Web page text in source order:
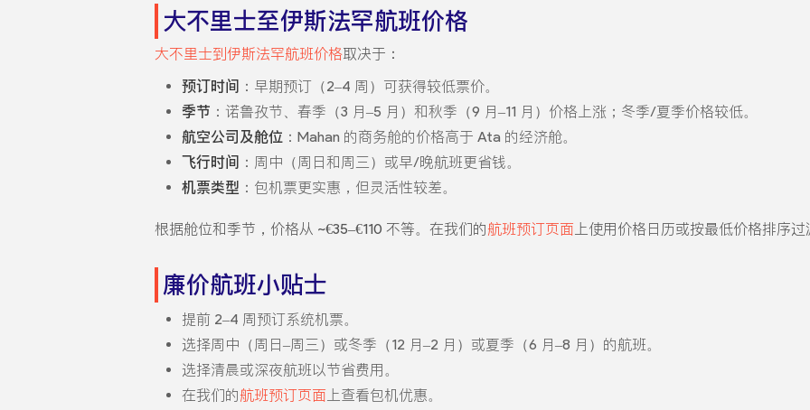
大不里士至伊斯法罕航班价格
大不里士到伊斯法罕航班价格取决于：
预订时间 ：早期预订（2–4 周）可获得较低票价。
季节 ：诺鲁孜节、春季（3 月–5 月）和秋季（9 月–11 月）价格上涨；冬季/夏季价格较低。
航空公司及舱位 ：Mahan 的商务舱的价格高于 Ata 的经济舱。
飞行时间 ：周中（周日和周三）或早/晚航班更省钱。
机票类型 ：包机票更实惠，但灵活性较差。
根据舱位和季节，价格从 ~€35–€110 不等。在我们的航班预订页面 上使用价格日历或按最低价格排序
廉价航班小贴士
提前 2–4 周预订系统机票。
选择周中（周日–周三）或冬季（12 月–2 月）或夏季（6 月–8 月）的航班。
选择清晨或深夜航班以节省费用。
在我们的航班预订页面 上查看包机优惠。